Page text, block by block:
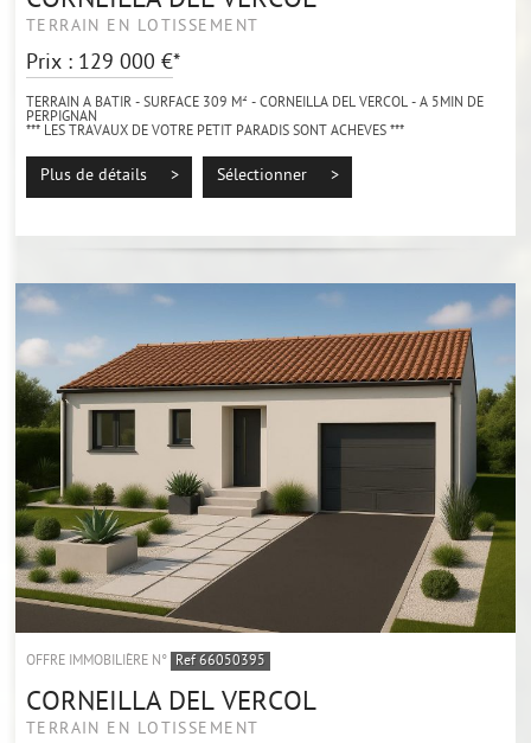
TERRAIN EN LOTISSEMENT
Prix : 129 000 €*
TERRAIN A BATIR - SURFACE 309 M² - CORNEILLA DEL VERCOL - A 5MIN DE
PERPIGNAN
*** LES TRAVAUX DE VOTRE PETIT PARADIS SONT ACHEVES ***
Idéalement situé sur la commune de CORNEILLA DEL VERCOL, au milieu d'un
environnement...
Plus de détails > Sélectionner >
OFFRE IMMOBILIÈRE N° Ref 66050395
CORNEILLA DEL VERCOL
TERRAIN EN LOTISSEMENT